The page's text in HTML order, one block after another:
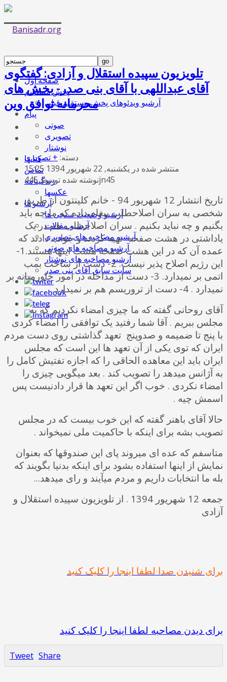
صفحه اول
پخش مستقیم
آرشیو ویدئوهای پخش مستقیم قبلی
پیام
صوتی
تصویری
نوشتار
کتابها
تماس
زندگینامه
عکسها
آرشیو ها
آرشیو وضعیت سنجی ها
آرشیو مقالات
آرشیو مصاخبه های تصویری
آرشیو مصاخبه های صوتی
آرشیو مصاخبه های نوشتار
سایت سابق آقای بنی صدر
تلویزیون سپیده استقلال و آزادی: گفتگوی
آقای عبداللهی با آقای بنی صدر- بخش های
محرمانه توافق وین
دسته: + تصویری
منتشر شده در یکشنبه, 22 شهریور 1394 15:25
نوشته شده توسط 445jn45
تاریخ انتشار 12 شهریور 94 - خانم کلینتون از طریق
شخصی به سران اصلاحطلب پیغام داده که ما چه باید
بگنیم و چه نباید بکنیم . سران اصلاحطلب هم در یک
یاداشتی در هشت صفحه تهیه کردند و جواب دادند که
عمده آن که در این هشت صفحه هست اینها هستند.1-
این رژیم اصلاح پذیر نیست. 2- دست از ساخت بمب
اتمی بر نمیدارد. 3- دست از مداخله در امور خاورمیانه بر
نمیدارد . 4- دست از تروریسم هم بر نمیدارد .
آقای روحانی گفته که ما چیزی امضاء نکردیم که به
مجلس ببریم . آقا شما رفتید یک توافقی را امضاء کردی
با پنج تا ضمیمه و صدوپنج تعهد گذاشتی روی دست مردم
ایران که توی یکی از آن تعهد ها این است که مجلس
ایران باید این معاهده الحاقی را که اجازه تفتیش کامل را
به آژانس میدهد را تصویب کند . بعد میگویی چیزی را
امضاء نکردی . خوب اگر این تعهد ها قرار دادنیست پس
اسمش چیه .
حالا آقای باهنر گفته که این خوب بیست که در مجلس
تصویب بشه برای اینکه با حاکمیت ملی نمیخواند .
متاسفم که عده ای میروند پای این صندوقها که بعنوان
نمایش از اینها استفاده بشود برای اینکه بدنیا بگویند که
بله ما انتخابات داریم و مردم میآیند و رای میدهد...
جمعه 12 شهریور 1394 . از تلویزیون سپیده استقلال و
آزادی
برای شنیدن صدا لطفا اینجا را کلیک کنید
برای دیدن مصاحبه لطفا اینجا را کلیک کنید
Tweet Share